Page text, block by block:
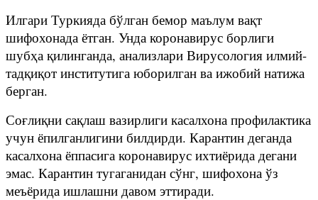
Илгари Туркияда бўлган бемор маълум вақт
шифохонада ётган. Унда коронавирус борлиги
шубҳа қилинганда, анализлари Вирусология илмий-
тадқиқот институтига юборилган ва ижобий натижа
берган.
Соғлиқни сақлаш вазирлиги касалхона профилактика
учун ёпилганлигини билдирди. Карантин деганда
касалхона ёппасига коронавирус ихтиёрида дегани
эмас. Карантин тугаганидан сўнг, шифохона ўз
меъёрида ишлашни давом эттиради.